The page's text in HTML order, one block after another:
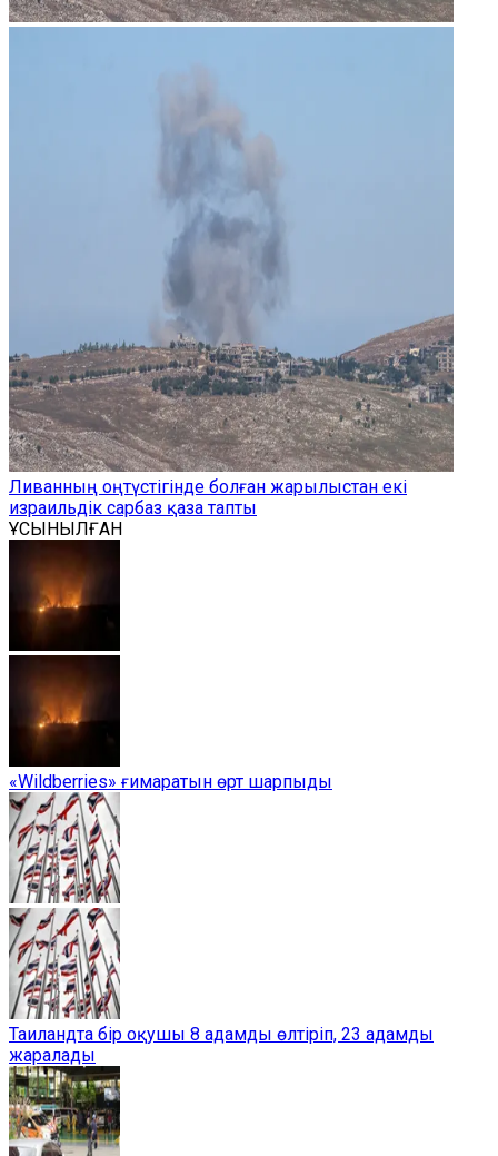
Ливанның оңтүстігінде болған жарылыстан екі
израильдік сарбаз қаза тапты
ҰСЫНЫЛҒАН
«Wildberries» ғимаратын өрт шарпыды
Таиландта бір оқушы 8 адамды өлтіріп, 23 адамды
жаралады